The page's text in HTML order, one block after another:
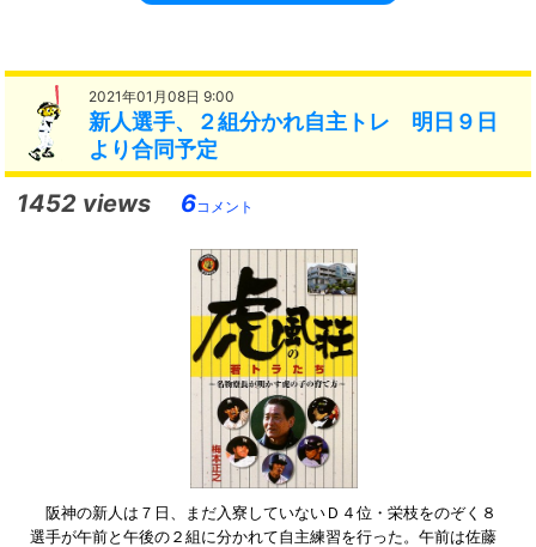
2021年01月08日 9:00
新人選手、２組分かれ自主トレ 明日９日
より合同予定
1452 views 6コメント
阪神の新人は７日、まだ入寮していないＤ４位・栄枝をのぞく８
選手が午前と午後の２組に分かれて自主練習を行った。午前は佐藤